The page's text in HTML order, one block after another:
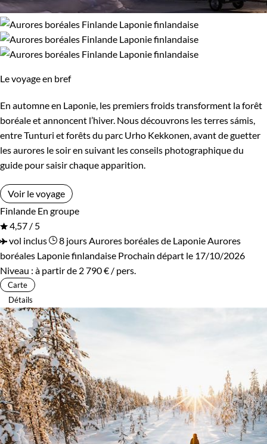
Laponie finlandaise
Budget
De 750 à 1 250 €
De 2 000 à 3 000 € Plus de 3 000 €
Âge des enfants
Les 6/9 ans
Les 14/16 ans
Bivouac, sous tente
Standard
Haut de gamme
Itinérance
Itinérant Semi-itinérant
Le voyage en bref
En automne en Laponie, les premiers froids transforment la forêt
boréale et annoncent l’hiver. Nous découvrons les terres sámis,
entre Tunturi et forêts du parc Urho Kekkonen, avant de guetter
les aurores le soir en suivant les conseils photographique du
guide pour saisir chaque apparition.
Voir le voyage
Finlande En groupe
4,57 / 5
vol inclus
8 joursAurores boréales de LaponieAurores
boréales Laponie finlandaise Prochain départ le 17/10/2026
Niveau : à partir de 2 790 € / pers.
Carte
Détails